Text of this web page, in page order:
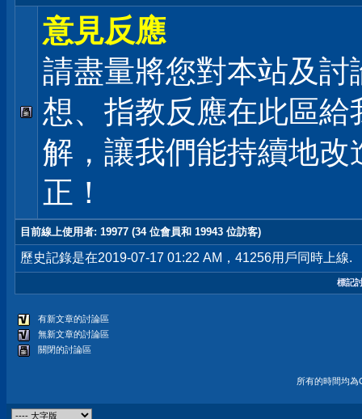
意見反應
請盡量將您對本站及討
想、指教反應在此區給
解，讓我們能持續地改
正！
目前線上使用者: 19977 (34 位會員和 19943 位訪客)
歷史記錄是在2019-07-17 01:22 AM，41256用戶同時上線.
標記
有新文章的討論區
無新文章的討論區
關閉的討論區
所有的時間均為